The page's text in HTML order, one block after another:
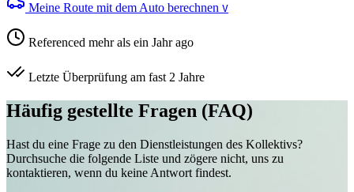
Meine Route mit dem Auto berechnen V
Referenced mehr als ein Jahr ago
Letzte Überprüfung am fast 2 Jahre
Häufig gestellte Fragen (FAQ)
Hast du eine Frage zu den Dienstleistungen des Kollektivs?
Durchsuche die folgende Liste und zögere nicht, uns zu
kontaktieren, wenn du keine Antwort findest.